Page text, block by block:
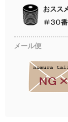
メール便